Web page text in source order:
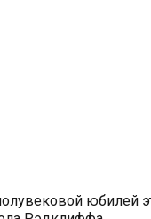
юбилей